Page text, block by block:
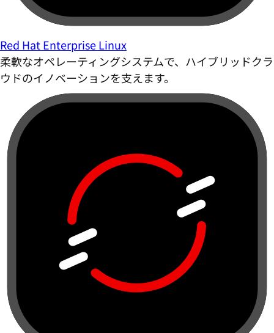
Red Hat Enterprise Linux
柔軟なオペレーティングシステムで、ハイブリッドクラ
ウドのイノベーションを支えます。